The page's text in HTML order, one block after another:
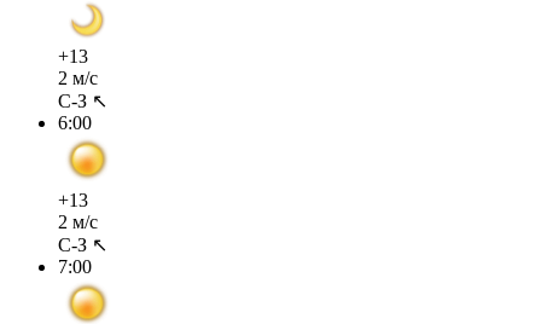
+13
2 м/с
С-З ↖
6:00
+13
2 м/с
С-З ↖
7:00